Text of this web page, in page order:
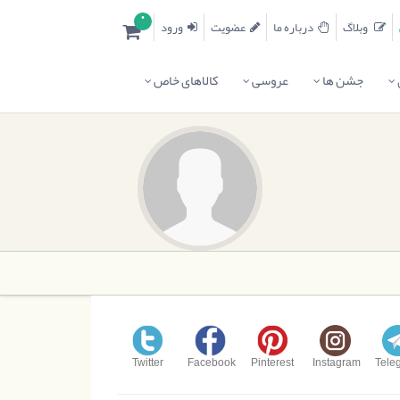
0 ورود عضویت درباره ما
جشن ها عروسی کالاهای خاص
Twitter Facebook Pinterest Instagram